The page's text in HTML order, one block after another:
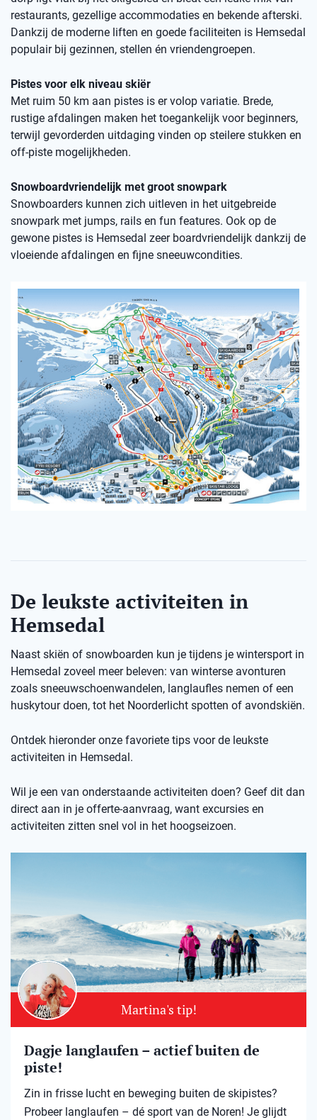
restaurants, gezellige accommodaties en bekende afterski.
Dankzij de moderne liften en goede faciliteiten is Hemsedal
populair bij gezinnen, stellen én vriendengroepen.
Pistes voor elk niveau skiër
Met ruim 50 km aan pistes is er volop variatie. Brede,
rustige afdalingen maken het toegankelijk voor beginners,
terwijl gevorderden uitdaging vinden op steilere stukken en
off-piste mogelijkheden.
Snowboardvriendelijk met groot snowpark
Snowboarders kunnen zich uitleven in het uitgebreide
snowpark met jumps, rails en fun features. Ook op de
gewone pistes is Hemsedal zeer boardvriendelijk dankzij de
vloeiende afdalingen en fijne sneeuwcondities.
De leukste activiteiten in
Hemsedal
Naast skiën of snowboarden kun je tijdens je wintersport in
Hemsedal zoveel meer beleven: van winterse avonturen
zoals sneeuwschoenwandelen, langlaufles nemen of een
huskytour doen, tot het Noorderlicht spotten of avondskiën.
Ontdek hieronder onze favoriete tips voor de leukste
activiteiten in Hemsedal.
Wil je een van onderstaande activiteiten doen? Geef dit dan
direct aan in je offerte-aanvraag, want excursies en
activiteiten zitten snel vol in het hoogseizoen.
Martina's tip!
Dagje langlaufen – actief buiten de
piste!
Zin in frisse lucht en beweging buiten de skipistes?
Probeer langlaufen – dé sport van de Noren! Je glijdt